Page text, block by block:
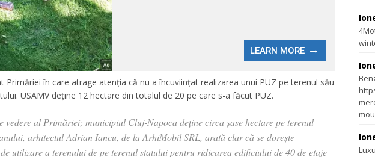
Primăriei în care atrage atenția că nu a încuviințat realizarea unui PUZ pe terenul său
USAMV deține 12 hectare din totalul de 20 pe care s-a făcut PUZ.
vedere al Primăriei; municipiul Cluj-Napoca deține circa șase hectare pe terenul
arhitectul Adrian Iancu, de la ArhiMobil SRL, arată clar că se dorește
utilizare a terenului de pe terenul statului pentru ridicarea edificiului de 40 de etaje